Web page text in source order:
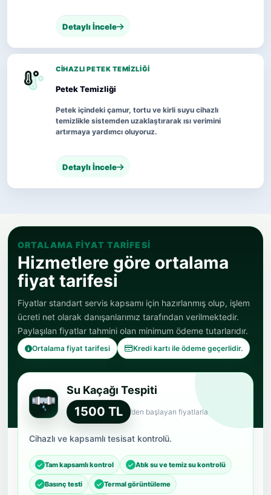
Detaylı İncele
CIHAZLI PETEK TEMIZLIĞI
Petek Temizliği
Petek içindeki çamur, tortu ve kirli suyu cihazlı
temizlikle sistemden uzaklaştırarak ısı verimini
artırmaya yardımcı oluyoruz.
Detaylı İncele
ORTALAMA FIYAT TARIFESI
Hizmetlere göre ortalama
fiyat tarifesi
Fiyatlar standart servis kapsamı için hazırlanmış olup, işlem
ücreti net olarak danışanlarımız tarafından verilmektedir.
Paylaşılan fiyatlar tahmini olan minimum ödeme tutarlarıdır.
Ortalama fiyat tarifesi Kredi kartı ile ödeme geçerlidir.
Su Kaçağı Tespiti
1500 TL ’den başlayan fiyatlarla
Cihazlı ve kapsamlı tesisat kontrolü.
Tam kapsamlı kontrol Atık su ve temiz su kontrolü
Basınç testi Termal görüntüleme